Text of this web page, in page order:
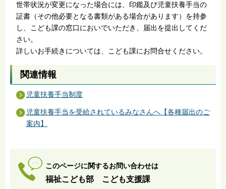
世帯状況が変更になった場合には、印鑑及び児童扶養手当の
証書（その他必要となる書類がある場合があります）を持参
し、こども課の窓口においでいただき、届出を提出してくだ
さい。
詳しいお手続きについては、こども課にお問合せください。
関連情報
児童扶養手当制度
児童扶養手当を受給されているみなさんへ【各種届出のご
案内】
このページに関するお問い合わせは
福祉こども部 こども支援課